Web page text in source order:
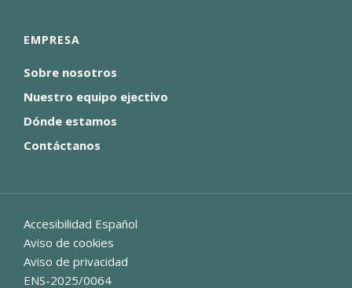
EMPRESA
Sobre nosotros
Nuestro equipo ejectivo
Dónde estamos
Contáctanos
Accesibilidad Español
Aviso de cookies
Aviso de privacidad
ENS-2025/0064